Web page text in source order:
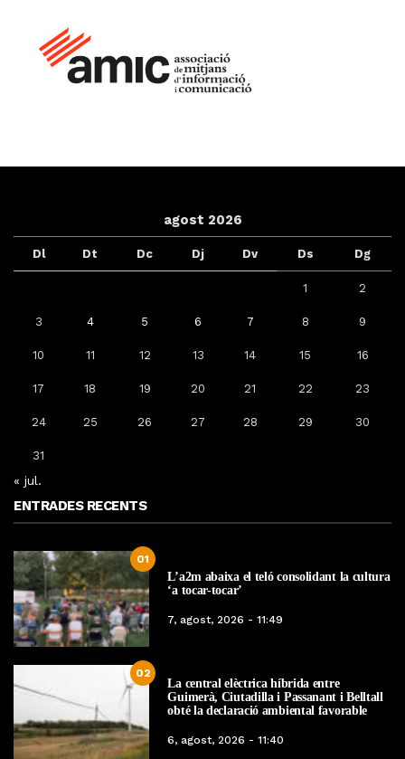
agost 2026
Dl Dt Dc Dj Dv Ds Dg
1 2
3 4 5 6 7 8 9
10 11 12 13 14 15 16
17 18 19 20 21 22 23
24 25 26 27 28 29 30
31
« jul.
ENTRADES RECENTS
01
L’a2m abaixa el teló consolidant la cultura
‘a tocar-tocar’
7, agost, 2026 - 11:49
02
La central elèctrica híbrida entre
Guimerà, Ciutadilla i Passanant i Belltall
obté la declaració ambiental favorable
6, agost, 2026 - 11:40